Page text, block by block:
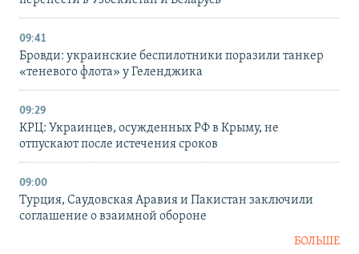
09:41
Бровди: украинские беспилотники поразили танкер
«теневого флота» у Геленджика
09:29
КРЦ: Украинцев, осужденных РФ в Крыму, не
отпускают после истечения сроков
09:00
Турция, Саудовская Аравия и Пакистан заключили
соглашение о взаимной обороне
БОЛЬШЕ